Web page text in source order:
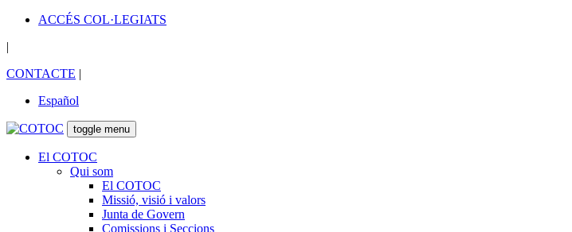
ACCÉS COL·LEGIATS
|
CONTACTE |
Español
toggle menu
El COTOC
Qui som
El COTOC
Missió, visió i valors
Junta de Govern
Comissions i Seccions